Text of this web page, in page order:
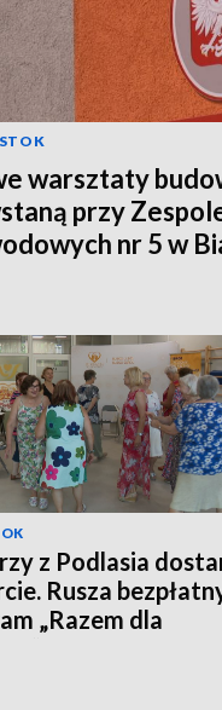
warsztaty
przy
nr 5 w
z Podlasia
Rusza
„Razem dla